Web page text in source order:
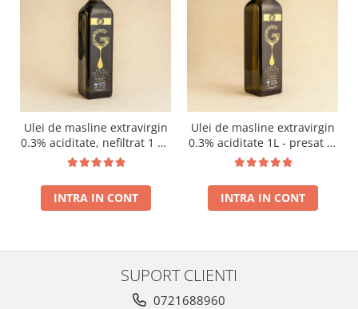
Ulei de masline extravirgin
0.3% aciditate, nefiltrat 1 L -
presat la rece RECOLTA
INTRA IN CONT
Ulei de masline extravirgin
0.3% aciditate 1L - presat la
rece RECOLTA NOUA
INTRA IN CONT
SUPORT CLIENTI
0721688960